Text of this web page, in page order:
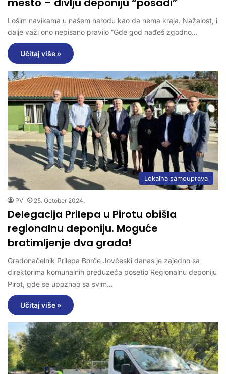
Lošim navikama u našem narodu kao da nema kraja. Nažalost, i
dalje važi ono nepisano pravilo “Gde god nađeš zgodno…
Učitaj više »
Lokalna samouprava
PV 25. October 2024.
Delegacija Prilepa u Pirotu obišla
regionalnu deponiju. Moguće
bratimljenje dva grada!
Gradonačelnik Prilepa Borče Jovčeski danas je zajedno sa
direktorima komunalnih preduzeća posetio Regionalnu deponiju
Pirot, gde se upoznao sa svim…
Učitaj više »